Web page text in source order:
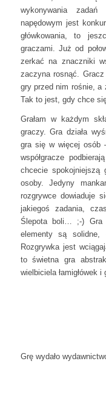
wykonywania
napędowym jest
główkowania, to
graczami. Już od
zerkać na znaczniki
zaczyna rosnąć.
gry przed nim rośnie, a
Tak to jest, gdy chce
Grałam w każdym
graczy. Gra działa
gra się w więcej osób
współgracze
chcecie spokojniejszą
osoby. Jedyny
rozgrywce dowiaduje
jakiegoś zadania,
Ślepota boli… ;-) Gra
elementy są solidne,
Rozgrywka jest
to świetna gra
wielbiciela łamigłówek
Grę wydało